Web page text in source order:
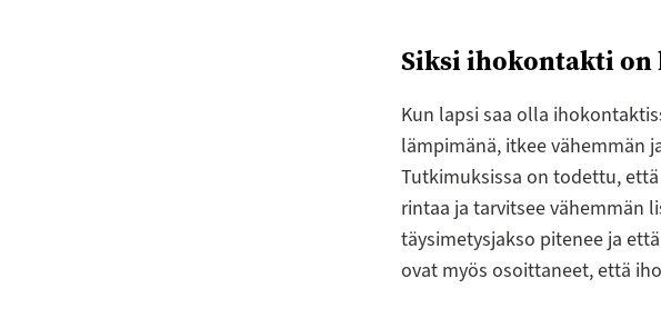
Siksi ihokontakti on
Kun lapsi saa olla
lämpimänä, itkee vähemmän
Tutkimuksissa on todettu,
rintaa ja tarvitsee vähemmän
täysimetysjakso pitenee ja
ovat myös osoittaneet, että